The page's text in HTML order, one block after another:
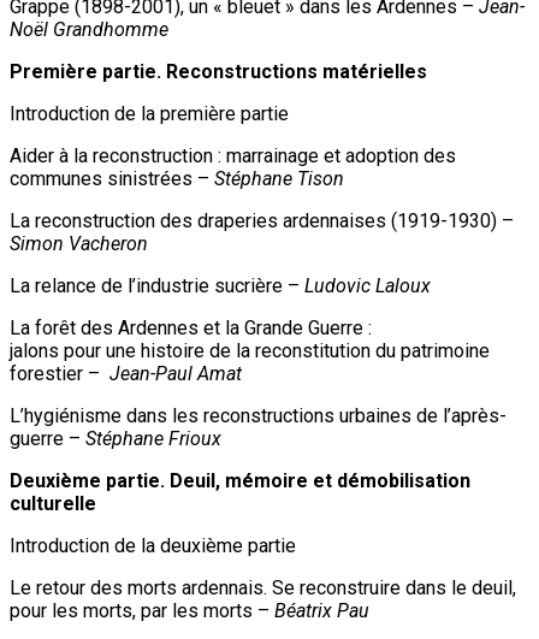
Grappe (1898-2001), un « bleuet » dans les Ardennes – Jean-
Noël Grandhomme
Première partie. Reconstructions matérielles
Introduction de la première partie
Aider à la reconstruction : marrainage et adoption des
communes sinistrées – Stéphane Tison
La reconstruction des draperies ardennaises (1919-1930) –
Simon Vacheron
La relance de l’industrie sucrière – Ludovic Laloux
La forêt des Ardennes et la Grande Guerre :
jalons pour une histoire de la reconstitution du patrimoine
forestier – Jean-Paul Amat
L’hygiénisme dans les reconstructions urbaines de l’après-
guerre – Stéphane Frioux
Deuxième partie. Deuil, mémoire et démobilisation
culturelle
Introduction de la deuxième partie
Le retour des morts ardennais. Se reconstruire dans le deuil,
pour les morts, par les morts – Béatrix Pau